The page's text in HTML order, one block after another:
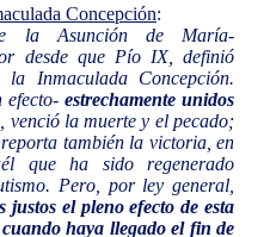
Concepción:
la Asunción de María-
desde que Pío IX, definió
la Inmaculada Concepción.
efecto-estrechamente unidos
venció la muerte y el pecado;
también la victoria, en
que ha sido regenerado
Pero, por ley general,
el pleno efecto de esta
haya llegado el fin de